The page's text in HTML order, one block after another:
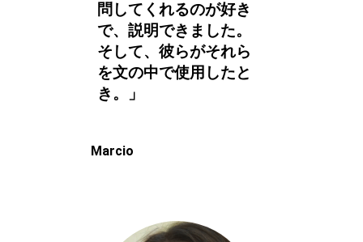
問してくれるのが好き
で、説明できました。
そして、彼らがそれら
を文の中で使用したと
き。」
Marcio